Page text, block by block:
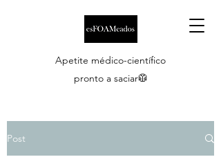
Apetite médico-científico
pronto a saciar🥼
Post